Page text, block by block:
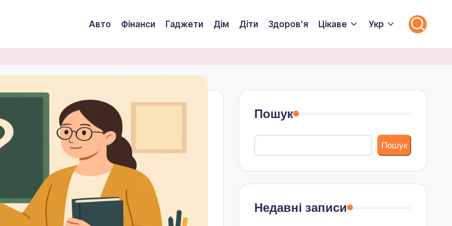
Авто Фінанси Гаджети Дім Діти Здоровʼя Цікаве Укр
Пошук
Пошук
Недавні записи